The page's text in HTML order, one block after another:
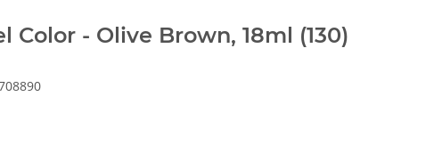
Color - Olive Brown, 18ml (130)